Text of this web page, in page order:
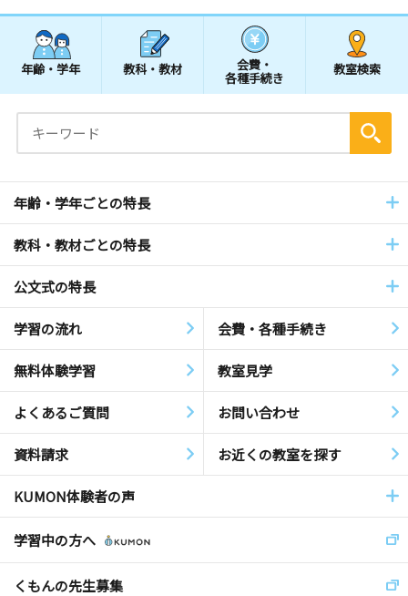
年齢・学年 教科・教材 会費・
各種手続き
教室検索
年齢・学年ごとの特長
教科・教材ごとの特長
公文式の特長
学習の流れ 会費・各種手続き
無料体験学習 教室見学
よくあるご質問 お問い合わせ
資料請求 お近くの教室を探す
KUMON体験者の声
学習中の方へ
くもんの先生募集